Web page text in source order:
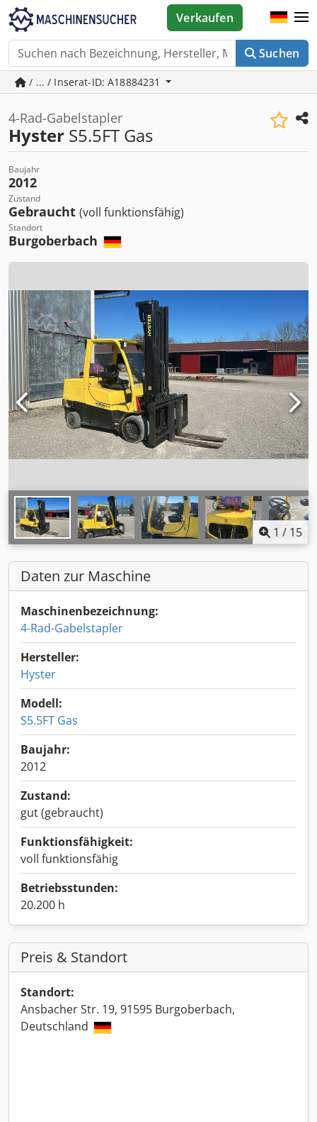
Suchen
Verkaufen
/ ... / Inserat-ID: A18884231
4-Rad-Gabelstapler
Hyster S5.5FT Gas
Baujahr
2012
Zustand
Gebraucht (voll funktionsfähig)
Standort
Burgoberbach
1 / 15
Daten zur Maschine
Maschinenbezeichnung:
4-Rad-Gabelstapler
Hersteller:
Hyster
Modell:
S5.5FT Gas
Baujahr:
2012
Zustand:
gut (gebraucht)
Funktionsfähigkeit:
voll funktionsfähig
Betriebsstunden:
20.200 h
Preis & Standort
Standort:
Ansbacher Str. 19, 91595 Burgoberbach,
Deutschland